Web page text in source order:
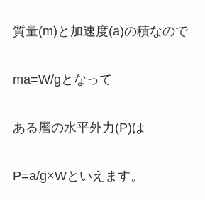
質量(m)と加速度(a)の積なので
ma=W/gとなって
ある層の水平外力(P)は
P=a/g×Wといえます。